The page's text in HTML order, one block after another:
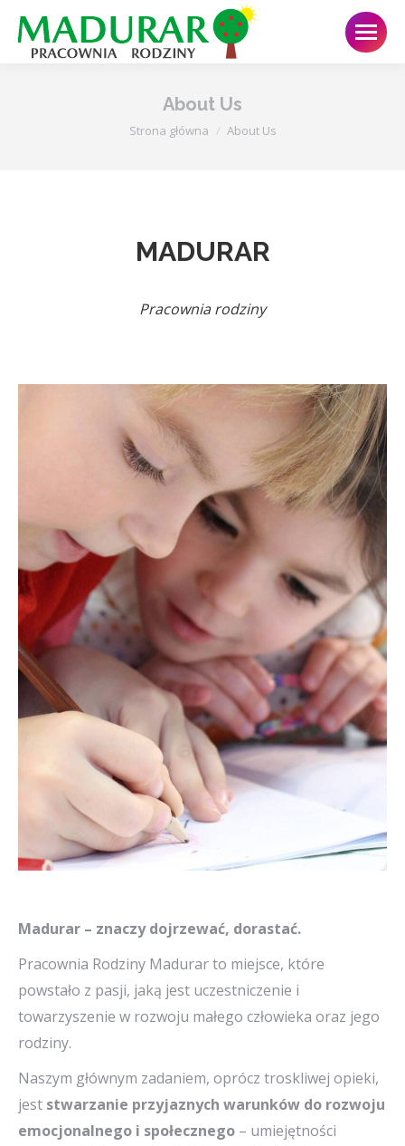
About Us
Jesteś tutaj:
Strona główna About Us
MADURAR
Pracownia rodziny
Madurar – znaczy dojrzewać, dorastać.
Pracownia Rodziny Madurar to miejsce, które
powstało z pasji, jaką jest uczestniczenie i
towarzyszenie w rozwoju małego człowieka oraz jego
rodziny.
Naszym głównym zadaniem, oprócz troskliwej opieki,
jest stwarzanie przyjaznych warunków do rozwoju
emocjonalnego i społecznego – umiejętności